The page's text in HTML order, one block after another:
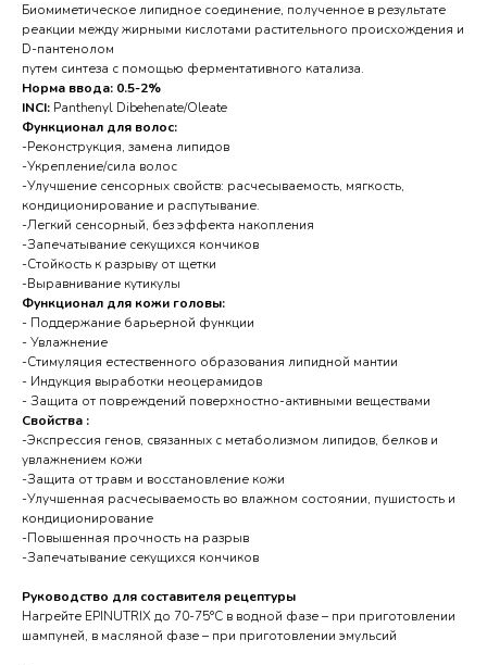
Биомиметическое липидное соединение, полученное в результате
реакции между жирными кислотами растительного происхождения и
D-пантенолом
путем синтеза с помощью ферментативного катализа.
Норма ввода: 0.5-2%
INCI: Panthenyl Dibehenate/Oleate
Функционал для волос:
-Реконструкция, замена липидов
-Укрепление/сила волос
-Улучшение сенсорных свойств: расчесываемость, мягкость,
кондиционирование и распутывание.
-Легкий сенсорный, без эффекта накопления
-Запечатывание секущихся кончиков
-Стойкость к разрыву от щетки
-Выравнивание кутикулы
Функционал для кожи головы:
- Поддержание барьерной функции
- Увлажнение
-Стимуляция естественного образования липидной мантии
- Индукция выработки неоцерамидов
- Защита от повреждений поверхностно-активными веществами
Свойства :
-Экспрессия генов, связанных с метаболизмом липидов, белков и
увлажнением кожи
-Защита от травм и восстановление кожи
-Улучшенная расчесываемость во влажном состоянии, пушистость и
кондиционирование
-Повышенная прочность на разрыв
-Запечатывание секущихся кончиков
Руководство для составителя рецептуры
Нагрейте EPINUTRIX до 70-75°C в водной фазе – при приготовлении
шампуней, в масляной фазе – при приготовлении эмульсий